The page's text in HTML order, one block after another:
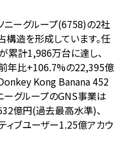
ーグループ(6758)の2社
造を形成しています。任
計1,986万台に達し、
年比+106.7%の22,395億
Kong Banana 452
ーグループのGNS事業は
億円(過去最高水準)、
ブユーザー1.25億アカウ